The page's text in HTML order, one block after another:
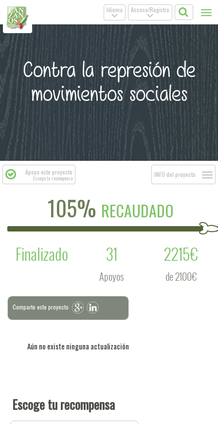
Acceso/Registro
.
Idioma
.
Contra la represión de
movimientos sociales
Apoya este proyecto
Escoge tu recompensa INFO del proyecto
105% RECAUDADO
Finalizado
31
Apoyos
2215€
de 2100€
Comparte este proyecto
Aún no existe ninguna actualización
Escoge tu recompensa